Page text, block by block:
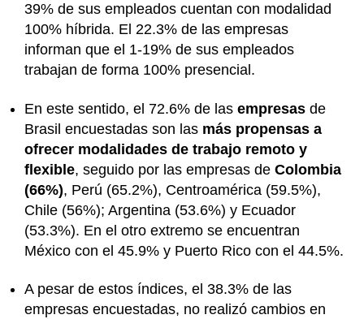
39% de sus empleados cuentan con modalidad
100% híbrida. El 22.3% de las empresas
informan que el 1-19% de sus empleados
trabajan de forma 100% presencial.
En este sentido, el 72.6% de las empresas de
Brasil encuestadas son las más propensas a
ofrecer modalidades de trabajo remoto y
flexible, seguido por las empresas de Colombia
(66%), Perú (65.2%), Centroamérica (59.5%),
Chile (56%); Argentina (53.6%) y Ecuador
(53.3%). En el otro extremo se encuentran
México con el 45.9% y Puerto Rico con el 44.5%.
A pesar de estos índices, el 38.3% de las
empresas encuestadas, no realizó cambios en